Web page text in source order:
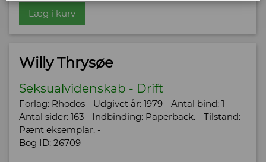
Læg i kurv
Willy Thrysøe
Seksualvidenskab - Drift
Forlag: Rhodos - Udgivet år: 1979 - Antal bind: 1 -
Antal sider: 163 - Indbinding: Paperback. - Tilstand:
Pænt eksemplar. -
Bog ID: 26709